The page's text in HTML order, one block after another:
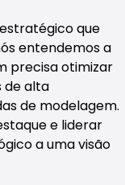
que
entendemos a
precisa otimizar
de alta
de modelagem.
e liderar
a uma visão